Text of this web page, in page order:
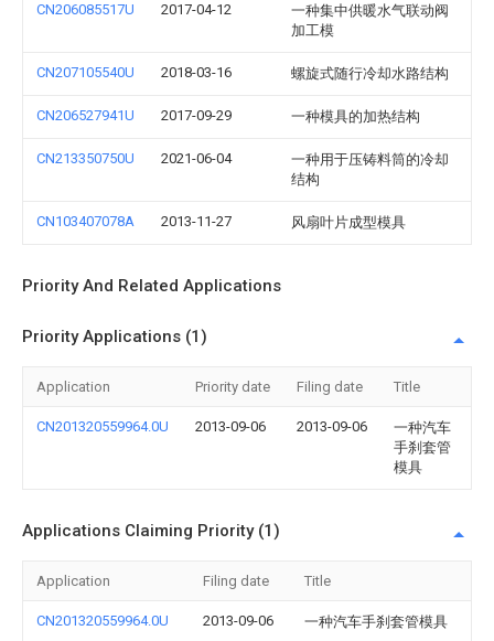
CN206085517U 2017-04-12
一种集中供暖水气联动阀
加工模
CN207105540U 2018-03-16 螺旋式随行冷却水路结构
CN206527941U 2017-09-29 一种模具的加热结构
CN213350750U 2021-06-04
一种用于压铸料筒的冷却
结构
CN103407078A 2013-11-27 风扇叶片成型模具
Priority And Related Applications
Priority Applications (1)
Application Priority date Filing date Title
CN201320559964.0U 2013-09-06 2013-09-06
一种汽车
手刹套管
模具
Applications Claiming Priority (1)
Application Filing date Title
CN201320559964.0U 2013-09-06 一种汽车手刹套管模具